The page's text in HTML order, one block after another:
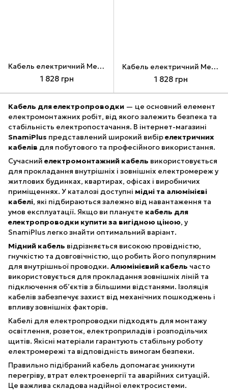
Кабель електричний Мега-Люкс ГОСТ ПВ-3-4 ізоляція не підтримує горіння синій 100м
1 828 грн
Кабель електричний Мега-Люкс ГОСТ ПВ-3-4 ізоляція не підтримує горіння чорний 100м
1 828 грн
Кабель для електропроводки — це основний елемент
електромонтажних робіт, від якого залежить безпека та
стабільність електропостачання. В інтернет-магазині
SnamiPlus представлений широкий вибірелектричних
кабелів для побутового та професійного використання.
Сучасний електромонтажний кабель використовується
для прокладання внутрішніх і зовнішніх електромереж у
житлових будинках, квартирах, офісах і виробничих
приміщеннях. У каталозі доступні мідні та алюмінієві
кабелі, які підбираються залежно від навантаження та
умов експлуатації. Якщо ви плануєте кабель для
електропроводки купити за вигідною ціною, у
SnamiPlus легко знайти оптимальний варіант.
Мідний кабель відрізняється високою провідністю,
гнучкістю та довговічністю, що робить його популярним
для внутрішньої проводки. Алюмінієвий кабель часто
використовується для прокладання зовнішніх ліній та
підключення об’єктів з більшими відстанями. Ізоляція
кабелів забезпечує захист від механічних пошкоджень і
впливу зовнішніх факторів.
Кабелі для електропроводки підходять для монтажу
освітлення, розеток, електроприладів і розподільчих
щитів. Якісні матеріали гарантують стабільну роботу
електромережі та відповідність вимогам безпеки.
Правильно підібраний кабель допомагає уникнути
перегріву, втрат електроенергії та аварійних ситуацій.
Це важлива складова надійної електросистеми.